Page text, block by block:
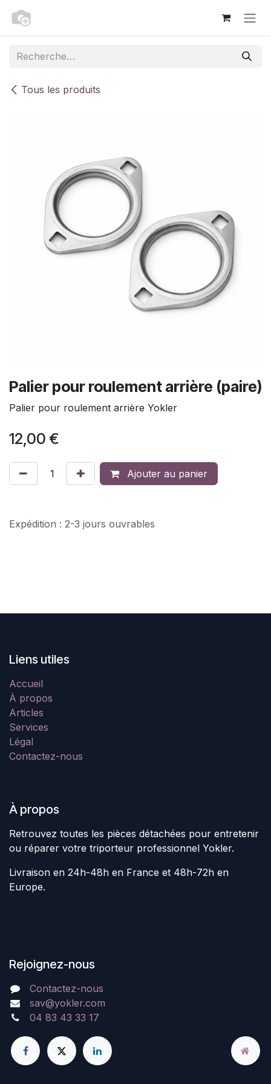
Tous les produits
Palier pour roulement arrière (paire)
Palier pour roulement arrière Yokler
12,00 €
Ajouter au panier
Expédition : 2-3 jours ouvrables
Liens utiles
Accueil
À propos
Articles
Services
Légal
Contactez-nous
À propos
Retrouvez toutes les pièces détachées pour entretenir
ou réparer votre triporteur professionnel Yokler.
Livraison en 24h-48h en France et 48h-72h en
Europe.
Rejoignez-nous
Contactez-nous
sav@yokler.com
04 83 43 33 17